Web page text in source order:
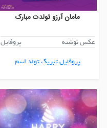
مامان آرزو تولدت مبارک
عکس نوشته
پروفایل
پروفایل تبریک تولد اسم